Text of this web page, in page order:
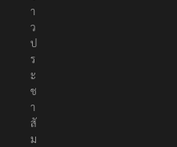
า
ว
ป
ร
ะ
ช
า
สั
ม